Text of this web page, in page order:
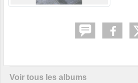
Voir tous les albums